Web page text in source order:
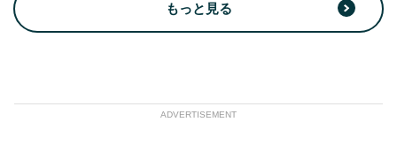
もっと見る
ADVERTISEMENT